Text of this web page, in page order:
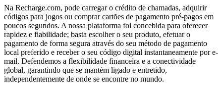
Na Recharge.com, pode carregar o crédito de chamadas, adquirir
códigos para jogos ou comprar cartões de pagamento pré-pagos em
poucos segundos. A nossa plataforma foi concebida para oferecer
rapidez e fiabilidade; basta escolher o seu produto, efetuar o
pagamento de forma segura através do seu método de pagamento
local preferido e receber o seu código digital instantaneamente por e-
mail. Defendemos a flexibilidade financeira e a conectividade
global, garantindo que se mantém ligado e entretido,
independentemente de onde se encontre no mundo.